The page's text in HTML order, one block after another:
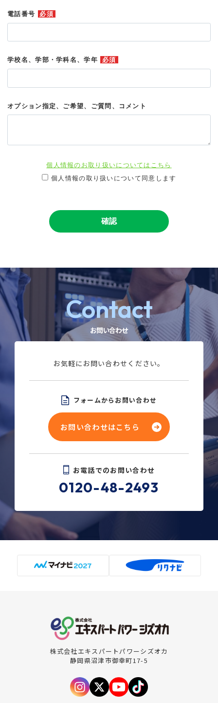
電話番号 必須
学校名、学部・学科名、学年 必須
オプション指定、ご希望、ご質問、コメント
個人情報のお取り扱いについてはこちら
個人情報の取り扱いについて同意します
確認
Contact
お問い合わせ
お気軽にお問い合わせください。
フォームからお問い合わせ
お問い合わせはこちら
お電話でのお問い合わせ
0120-48-2493
株式会社エキスパートパワーシズオカ
静岡県沼津市御幸町17-5